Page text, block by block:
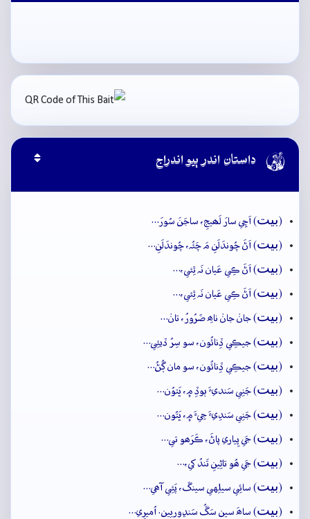
 داستان اندر ٻيو اندراج
(بيت) اَچِي سارَ لَھيجِ، ساجَنَ سُورَ…
(بيت) اَڻَ چُوندَلَنِ مَ چَئُہ، چُوندَلَنِ…
(بيت) اَڻَ ڪِي عَيان نَہ ٿِئي،…
(بيت) اَڻَ ڪِي عَيان نَہ ٿِئي،…
(بيت) جانۡ جانۡ ناھِ ضَرُورُ، تانۡ…
(بيت) جيڪِي ڏِنائُون، سو سِرُ ڏيئِي…
(بيت) جيڪِي ڏِنائُون، سو مان ڳُڻُ…
(بيت) جَنِي سَنديءَ ٻوڏِ ۾، ڀَتوُن…
(بيت) جَنِي سَندِيءَ جِيءَ ۾، ڀَتُون…
(بيت) جَي پِياري پاڻَ، ڪَرَھو تي…
(بيت) جَي ھُو تاڻِينِ تَندُ کي،…
(بيت) سائِي سيلِهي سينڱ، پَئِي آھي…
(بيت) ساھَ سين سَڱُ سَنڍوريين. اُميرِي…